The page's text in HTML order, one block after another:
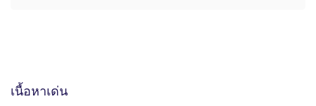
เนื้อหาเด่น